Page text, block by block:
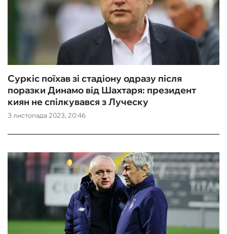
3 листопада 2023, 20:46
Суркіс поїхав зі стадіону одразу після
поразки Динамо від Шахтаря: президент
киян не спілкувався з Луческу